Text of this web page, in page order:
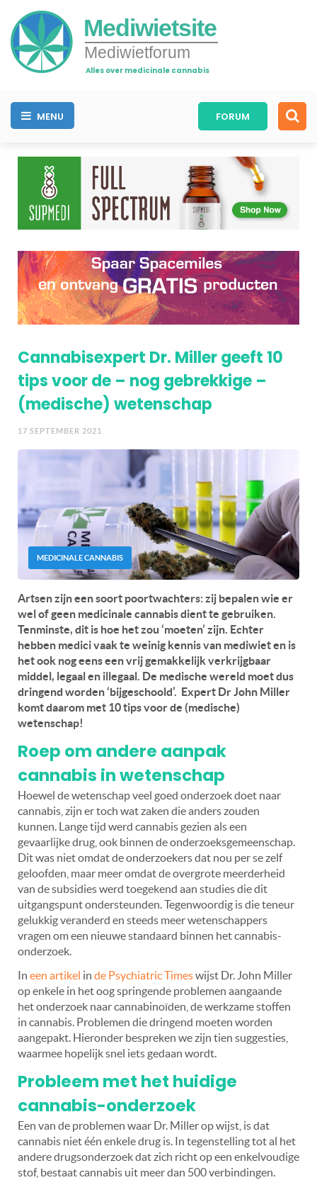
Mediwietsite
Mediwietforum
Alles over medicinale cannabis
MENU FORUM
Cannabisexpert Dr. Miller geeft 10
tips voor de – nog gebrekkige –
(medische) wetenschap
17 SEPTEMBER 2021
MEDICINALE CANNABIS
Artsen zijn een soort poortwachters: zij bepalen wie er
wel of geen medicinale cannabis dient te gebruiken.
Tenminste, dit is hoe het zou ‘moeten’ zijn. Echter
hebben medici vaak te weinig kennis van mediwiet en is
het ook nog eens een vrij gemakkelijk verkrijgbaar
middel, legaal en illegaal. De medische wereld moet dus
dringend worden ‘bijgeschoold’. Expert Dr John Miller
komt daarom met 10 tips voor de (medische)
wetenschap!
Roep om andere aanpak
cannabis in wetenschap
Hoewel de wetenschap veel goed onderzoek doet naar
cannabis, zijn er toch wat zaken die anders zouden
kunnen. Lange tijd werd cannabis gezien als een
gevaarlijke drug, ook binnen de onderzoeksgemeenschap.
Dit was niet omdat de onderzoekers dat nou per se zelf
geloofden, maar meer omdat de overgrote meerderheid
van de subsidies werd toegekend aan studies die dit
uitgangspunt ondersteunden. Tegenwoordig is die teneur
gelukkig veranderd en steeds meer wetenschappers
vragen om een nieuwe standaard binnen het cannabis-
onderzoek.
In een artikel in de Psychiatric Timeswijst Dr. John Miller
op enkele in het oog springende problemen aangaande
het onderzoek naar cannabinoïden, de werkzame stoffen
in cannabis. Problemen die dringend moeten worden
aangepakt. Hieronder bespreken we zijn tien suggesties,
waarmee hopelijk snel iets gedaan wordt.
Probleem met het huidige
cannabis-onderzoek
Een van de problemen waar Dr. Miller op wijst, is dat
cannabis niet één enkele drug is. In tegenstelling tot al het
andere drugsonderzoek dat zich richt op een enkelvoudige
stof, bestaat cannabis uit meer dan 500 verbindingen.